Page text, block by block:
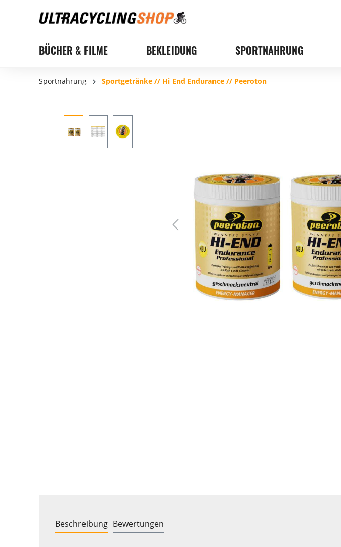
BÜCHER & FILME BEKLEIDUNG SPORTNAHRUNG
Sportnahrung Sportgetränke // Hi End Endurance // Peeroton
Beschreibung Bewertungen